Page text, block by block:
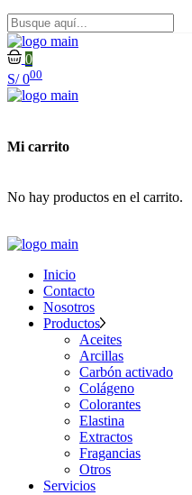
0
S/000
Mi carrito
No hay productos en el carrito.
Inicio
Contacto
Nosotros
Productos
Aceites
Arcillas
Carbón activado
Colágeno
Colorantes
Elastina
Extractos
Fragancias
Otros
Servicios